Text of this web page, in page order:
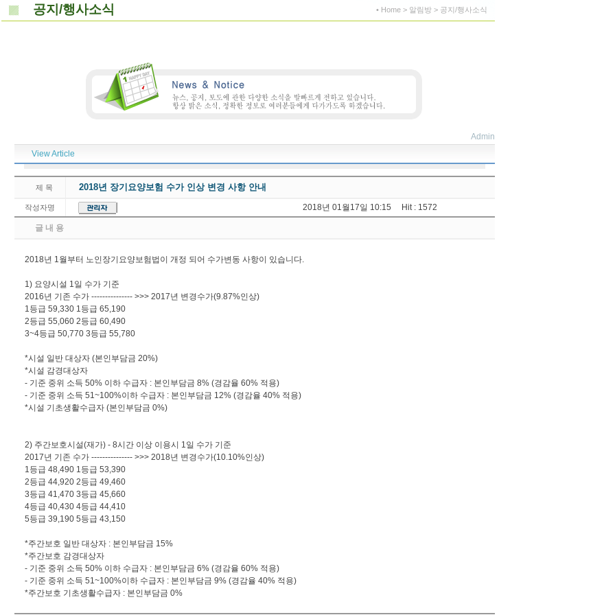
공지/행사소식 • Home > 알림방 > 공지/행사소식
Admin
View Article
제 목 2018년 장기요양보험 수가 인상 변경 사항 안내
작성자명 2018년 01월17일 10:15 Hit : 1572
글 내 용
2018년 1월부터 노인장기요양보험법이 개정 되어 수가변동 사항이 있습니다.
1) 요양시설 1일 수가 기준
2016년 기존 수가 --------------- >>> 2017년 변경수가(9.87%인상)
1등급 59,330 1등급 65,190
2등급 55,060 2등급 60,490
3~4등급 50,770 3등급 55,780
*시설 일반 대상자 (본인부담금 20%)
*시설 감경대상자
- 기준 중위 소득 50% 이하 수급자 : 본인부담금 8% (경감율 60% 적용)
- 기준 중위 소득 51~100%이하 수급자 : 본인부담금 12% (경감율 40% 적용)
*시설 기초생활수급자 (본인부담금 0%)
2) 주간보호시설(재가) - 8시간 이상 이용시 1일 수가 기준
2017년 기존 수가 --------------- >>> 2018년 변경수가(10.10%인상)
1등급 48,490 1등급 53,390
2등급 44,920 2등급 49,460
3등급 41,470 3등급 45,660
4등급 40,430 4등급 44,410
5등급 39,190 5등급 43,150
*주간보호 일반 대상자 : 본인부담금 15%
*주간보호 감경대상자
- 기준 중위 소득 50% 이하 수급자 : 본인부담금 6% (경감율 60% 적용)
- 기준 중위 소득 51~100%이하 수급자 : 본인부담금 9% (경감율 40% 적용)
*주간보호 기초생활수급자 : 본인부담금 0%